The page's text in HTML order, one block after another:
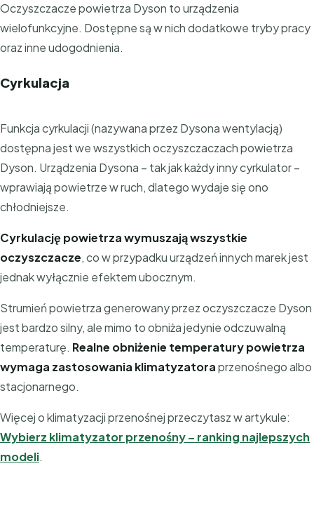
Oczyszczacze powietrza Dyson to urządzenia
wielofunkcyjne. Dostępne są w nich dodatkowe tryby pracy
oraz inne udogodnienia.
Cyrkulacja
Funkcja cyrkulacji (nazywana przez Dysona wentylacją)
dostępna jest we wszystkich oczyszczaczach powietrza
Dyson. Urządzenia Dysona – tak jak każdy inny cyrkulator –
wprawiają powietrze w ruch, dlatego wydaje się ono
chłodniejsze.
Cyrkulację powietrza wymuszają wszystkie
oczyszczacze, co w przypadku urządzeń innych marek jest
jednak wyłącznie efektem ubocznym.
Strumień powietrza generowany przez oczyszczacze Dyson
jest bardzo silny, ale mimo to obniża jedynie odczuwalną
temperaturę. Realne obniżenie temperatury powietrza
wymaga zastosowania klimatyzatoraprzenośnego albo
stacjonarnego.
Więcej o klimatyzacji przenośnej przeczytasz w artykule:
Wybierz klimatyzator przenośny – ranking najlepszych
modeli.